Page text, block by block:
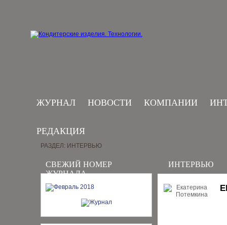
ЖУРНАЛ НОВОСТИ КОМПАНИИ
РЕДАКЦИЯ
СВЕЖИЙ НОМЕР
ЖУРНАЛА
РАЗДЕЛ: ИНТЕРВЬЮ
ИНТЕРВЬЮ